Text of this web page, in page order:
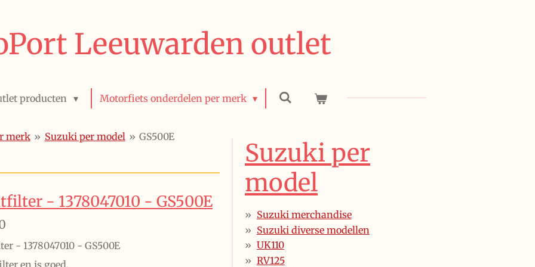
Leeuwarden outlet
producten Motorfiets onderdelen per merk
merk » Suzuki per model » GS500E
- 1378047010 - GS500E
- 1378047010 - GS500E
en is goed.
Suzuki per
model
Suzuki merchandise
Suzuki diverse modellen
UK110
RV125